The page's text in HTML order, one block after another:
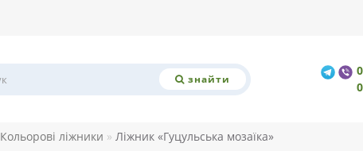
знайти
Кольорові ліжники Ліжник «Гуцульська мозаїка»